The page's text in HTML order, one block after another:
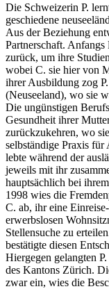
Die Schweizerin P.
geschiedene
Aus der Beziehung
Partnerschaft.
zurück, um ihre
wobei C. sie hier von
ihrer Ausbildung zog
(Neuseeland), wo sie
Die ungünstigen
Gesundheit ihrer
zurückzukehren, wo
selbständige Praxis für
lebte während der
jeweils mit ihr
hauptsächlich bei
1998 wies die
C. ab, ihr eine
erwerbslosen
Stellensuche zu
bestätigte diesen
Hiergegen gelangten
des Kantons Zürich.
zwar ein, wies die